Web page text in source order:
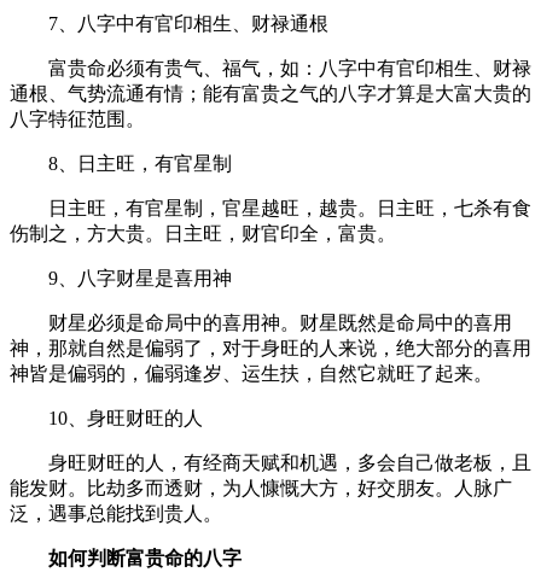
7、八字中有官印相生、财禄通根
富贵命必须有贵气、福气，如：八字中有官印相生、财禄
通根、气势流通有情；能有富贵之气的八字才算是大富大贵的
八字特征范围。
8、日主旺，有官星制
日主旺，有官星制，官星越旺，越贵。日主旺，七杀有食
伤制之，方大贵。日主旺，财官印全，富贵。
9、八字财星是喜用神
财星必须是命局中的喜用神。财星既然是命局中的喜用
神，那就自然是偏弱了，对于身旺的人来说，绝大部分的喜用
神皆是偏弱的，偏弱逢岁、运生扶，自然它就旺了起来。
10、身旺财旺的人
身旺财旺的人，有经商天赋和机遇，多会自己做老板，且
能发财。比劫多而透财，为人慷慨大方，好交朋友。人脉广
泛，遇事总能找到贵人 。
如何判断富贵命的八字